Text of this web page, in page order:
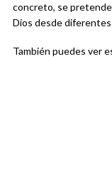
concreto, se
Dios desde
También puedes ver